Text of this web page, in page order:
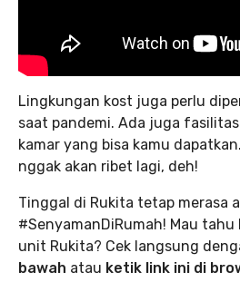
Lingkungan kost juga perlu
saat pandemi. Ada juga
kamar yang bisa kamu
nggak akan ribet lagi, deh!
Tinggal di Rukita tetap merasa
#SenyamanDiRumah! Mau
unit Rukita? Cek langsung
bawah atau ketik link ini di